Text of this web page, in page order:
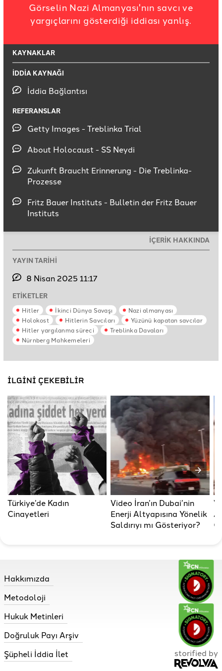
Görselin Nazi Almanyası'nın savcı ve
yargıçlarını gösterdiği iddiası yanlış.
KAYNAKLAR
İDDİA KAYNAĞI
İddia Bağlantısı
REFERANSLAR
Getty Images - Treblinka Trial
About Holocaust - SS Neydi
Zukunft Braucht Erinnerung - Die Treblinka-
Prozesse
Fritz Bauer Instituts - Bulletin der Fritz Bauer
Instituts
İÇERİK HAKKINDA
YAYIN TARİHİ
8 Nisan 2025 11:17
ETİKETLER
Hitler İkinci Dünya Savaşı
Nazi almanyası
Holokost
Hitlerin Savcıları
Yüzünü kapatan savcılar
Hitler yargılanma süreci
Treblinka Davaları
Nürnberg Mahkemeleri
İLGİNİ ÇEKEBİLİR
Türkiye’de Kadın
Cinayetleri
Video İran’ın Dubai’nin
Enerji Altyapısına Yönelik
Saldırıyı mı Gösteriyor?
Hakkımızda
Metodoloji
Hukuk Metinleri
Doğruluk Payı Arşiv
Şüpheli İddia İlet
storified by